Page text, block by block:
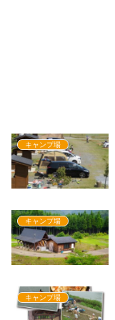
キャンプ場
キャンプ場
キャンプ場